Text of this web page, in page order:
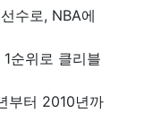
수로, NBA에
순위로 클리블
부터 2010년까